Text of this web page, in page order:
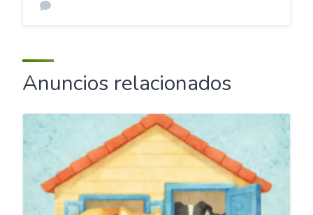
Anuncios relacionados